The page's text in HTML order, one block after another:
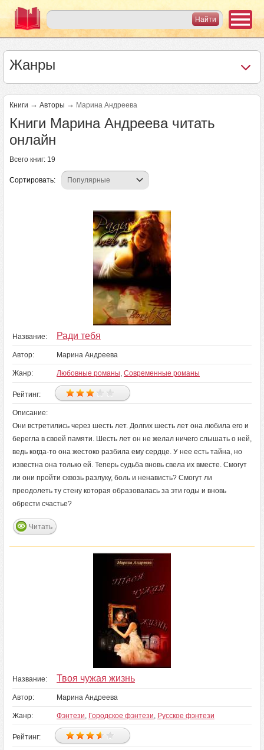
Жанры
Книги → Авторы → Марина Андреева
Книги Марина Андреева читать
онлайн
Всего книг: 19
Сортировать:
Название: Ради тебя
Автор: Марина Андреева
Жанр: Любовные романы, Современные романы
Рейтинг:
Описание:
Они встретились через шесть лет. Долгих шесть лет она любила его и
берегла в своей памяти. Шесть лет он не желал ничего слышать о ней,
ведь когда-то она жестоко разбила ему сердце. У нее есть тайна, но
известна она только ей. Теперь судьба вновь свела их вместе. Смогут
ли они пройти сквозь разлуку, боль и ненависть? Смогут ли
преодолеть ту стену которая образовалась за эти годы и вновь
обрести счастье?
Читать
Название: Твоя чужая жизнь
Автор: Марина Андреева
Жанр: Фэнтези, Городское фэнтези, Русское фэнтези
Рейтинг: